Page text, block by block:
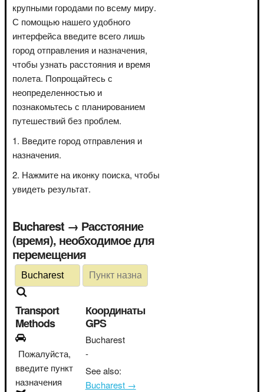
крупными городами по всему миру.
С помощью нашего удобного
интерфейса введите всего лишь
город отправления и назначения,
чтобы узнать расстояния и время
полета. Попрощайтесь с
неопределенностью и
познакомьтесь с планированием
путешествий без проблем.
Введите город отправления и
назначения.
Нажмите на иконку поиска, чтобы
увидеть результат.
Bucharest → Расстояние
(время), необходимое для
перемещения
Transport
Methods
Пожалуйста,
введите пункт
назначения
Координаты
GPS
Bucharest
-
See also:
Bucharest →